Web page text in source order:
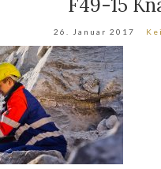
F49-15
26. Januar 2017